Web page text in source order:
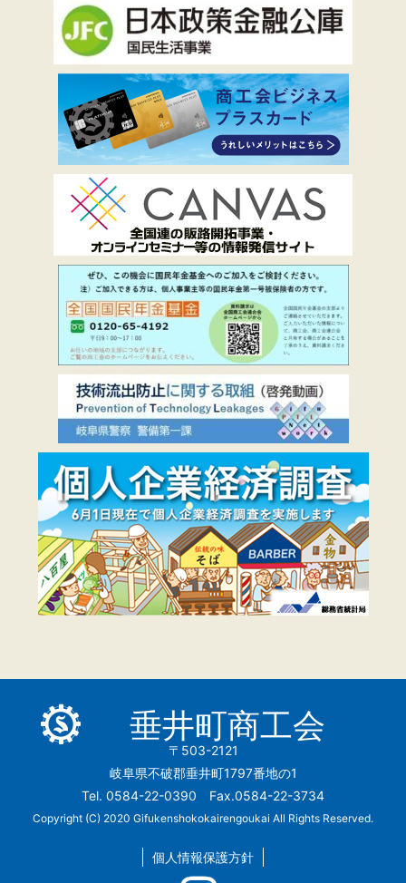
垂井町商工会
〒503-2121
岐阜県不破郡垂井町1797番地の1
Tel. 0584-22-0390 Fax.0584-22-3734
Copyright (C) 2020 Gifukenshokokairengoukai All Rights Reserved.
個人情報保護方針